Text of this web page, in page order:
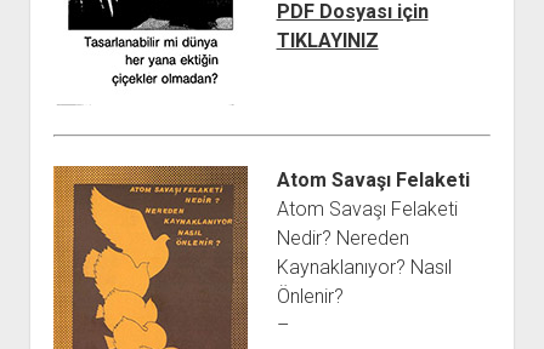
PDF Dosyası için
TIKLAYINIZ
Atom Savaşı Felaketi
Atom Savaşı Felaketi
Nedir? Nereden
Kaynaklanıyor? Nasıl
Önlenir?
–